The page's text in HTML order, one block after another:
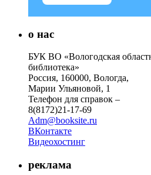
о нас
БУК ВО «Вологодская
библиотека»
Россия, 160000, Вологда,
Марии Ульяновой, 1
Телефон для справок –
8(8172)21-17-69
Adm@booksite.ru
ВКонтакте
Видеохостинг
реклама